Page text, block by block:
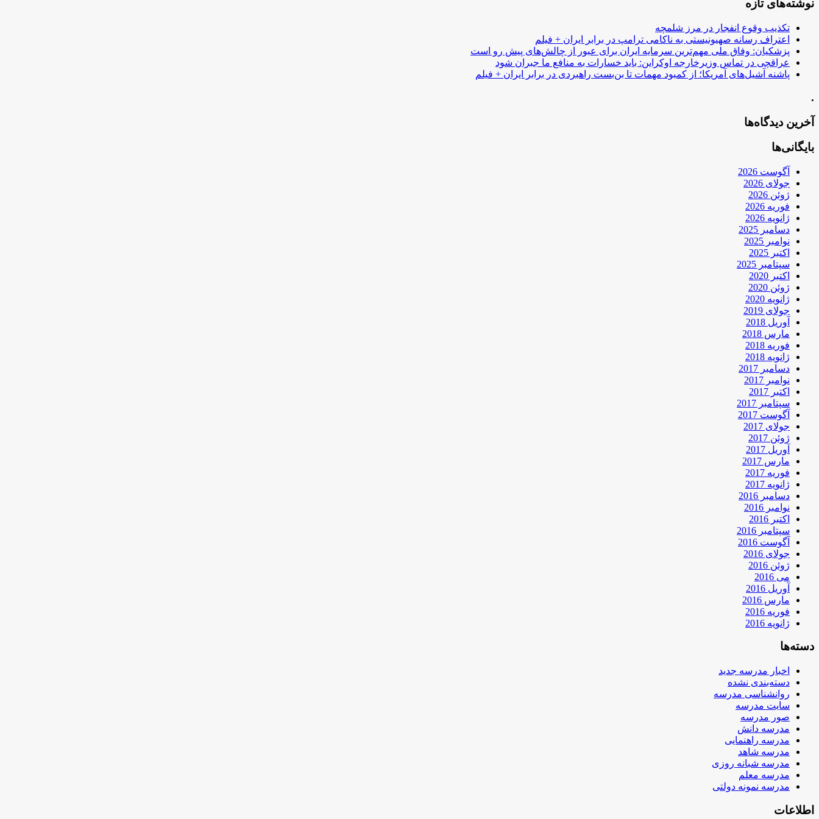
نوشته‌های تازه
تکذیب وقوع انفجار در مرز شلمچه
اعتراف رسانه صهیونیستی به ناکامی ترامپ در برابر ایران + فیلم
پزشکیان: وفاق ملی مهم‌ترین سرمایه ایران برای عبور از چالش‌های پیش رو است
عراقچی در تماس وزیرخارجه اوکراین: باید خسارات به منافع ما جبران شود
پاشنه آشیل‌های آمریکا؛ از کمبود مهمات تا بن‌بست راهبردی در برابر ایران + فیلم
.
آخرین دیدگاه‌ها
بایگانی‌ها
آگوست 2026
جولای 2026
ژوئن 2026
فوریه 2026
ژانویه 2026
دسامبر 2025
نوامبر 2025
اکتبر 2025
سپتامبر 2025
اکتبر 2020
ژوئن 2020
ژانویه 2020
جولای 2019
آوریل 2018
مارس 2018
فوریه 2018
ژانویه 2018
دسامبر 2017
نوامبر 2017
اکتبر 2017
سپتامبر 2017
آگوست 2017
جولای 2017
ژوئن 2017
آوریل 2017
مارس 2017
فوریه 2017
ژانویه 2017
دسامبر 2016
نوامبر 2016
اکتبر 2016
سپتامبر 2016
آگوست 2016
جولای 2016
ژوئن 2016
می 2016
آوریل 2016
مارس 2016
فوریه 2016
ژانویه 2016
دسته‌ها
اخبار مدرسه جدید
دسته‌بندی نشده
روانشناسی مدرسه
سایت مدرسه
صور مدرسه
مدرسه دانش
مدرسه راهنمایی
مدرسه شاهد
مدرسه شبانه روزی
مدرسه معلم
مدرسه نمونه دولتی
اطلاعات